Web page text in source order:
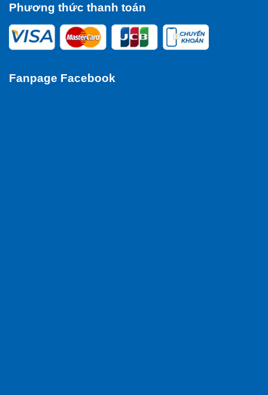
Phương thức thanh toán
Fanpage Facebook